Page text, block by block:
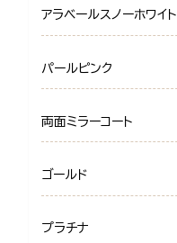
アラベールスノーホワイト
パールピンク
両面ミラーコート
ゴールド
プラチナ